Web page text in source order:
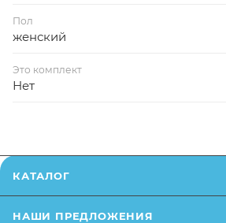
Пол
женский
Это комплект
Нет
КАТАЛОГ
НАШИ ПРЕДЛОЖЕНИЯ